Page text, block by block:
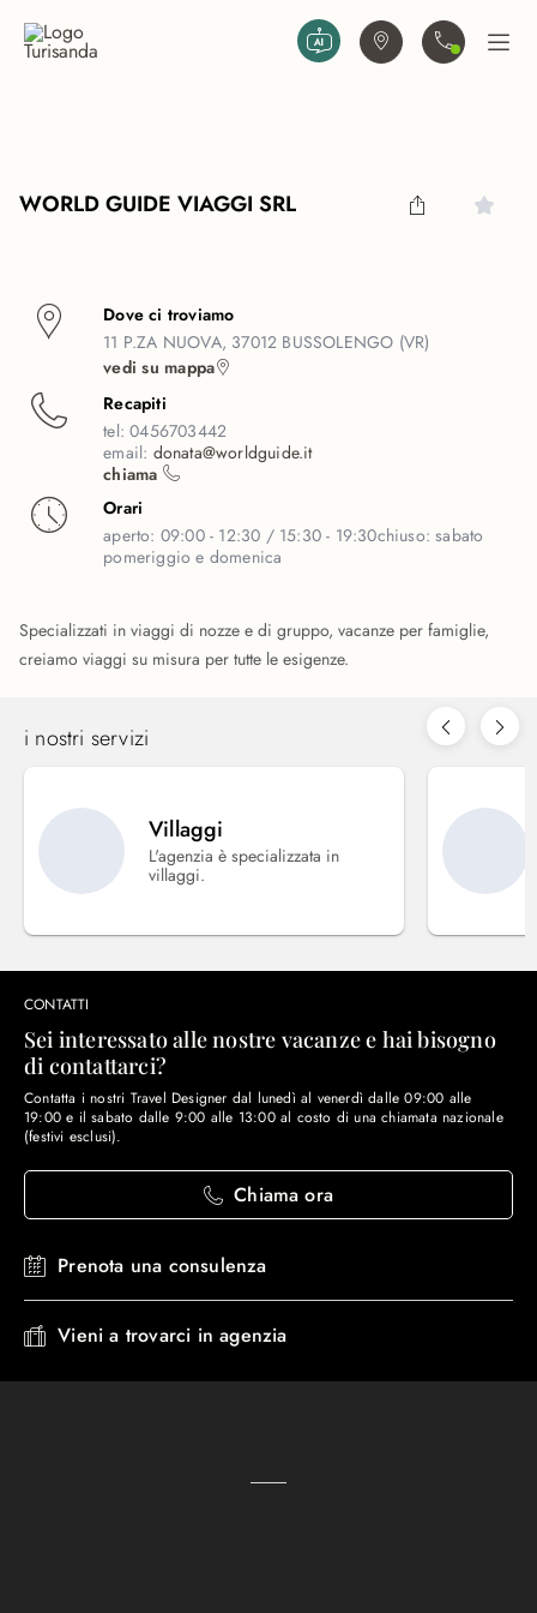
Trova agenziaContattaciApri
WORLD GUIDE VIAGGI SRL
Dove ci troviamo
11 P.ZA NUOVA, 37012 BUSSOLENGO (VR)
vedi su mappa
Recapiti
tel:0456703442
email: donata@worldguide.it
chiama
Orari
aperto: 09:00 - 12:30 / 15:30 - 19:30chiuso:sabato
pomeriggio e domenica
Specializzati in viaggi di nozze e di gruppo, vacanze per famiglie,
creiamo viaggi su misura per tutte le esigenze.
i nostri servizi
Villaggi
L'agenzia è specializzata in
villaggi.
CONTATTI
Sei interessato alle nostre vacanze e hai bisogno
di contattarci?
Contatta i nostri Travel Designer dal lunedì al venerdì dalle 09:00 alle
19:00 e il sabato dalle 9:00 alle 13:00 al costo di una chiamata nazionale
(festivi esclusi).
Chiama ora
Prenota una consulenza
Vieni a trovarci in agenzia